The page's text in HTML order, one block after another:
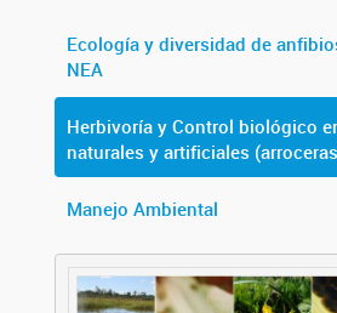
Ecología y diversidad de
NEA
Herbivoría y Control biológico
naturales y artificiales
Manejo Ambiental